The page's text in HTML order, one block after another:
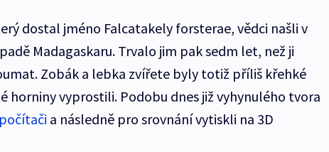
dostal jméno Falcatakely forsterae, vědci našli v
Madagaskaru. Trvalo jim pak sedm let, než ji
Zobák a lebka zvířete byly totiž příliš křehké
horniny vyprostili. Podobu dnes již vyhynulého tvora
a následně pro srovnání vytiskli na 3D